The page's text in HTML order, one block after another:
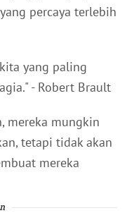
percaya terlebih
yang paling
- Robert Brault
mereka mungkin
tetapi tidak akan
mereka